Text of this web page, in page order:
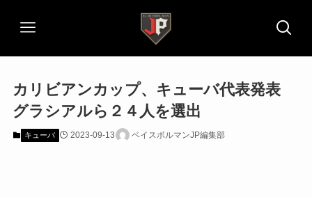
カリビアンカップ、キューバ代表発表
グラシアルら２４人を選出
キューバ 2023-09-13 ベイスボルマンJP編集部